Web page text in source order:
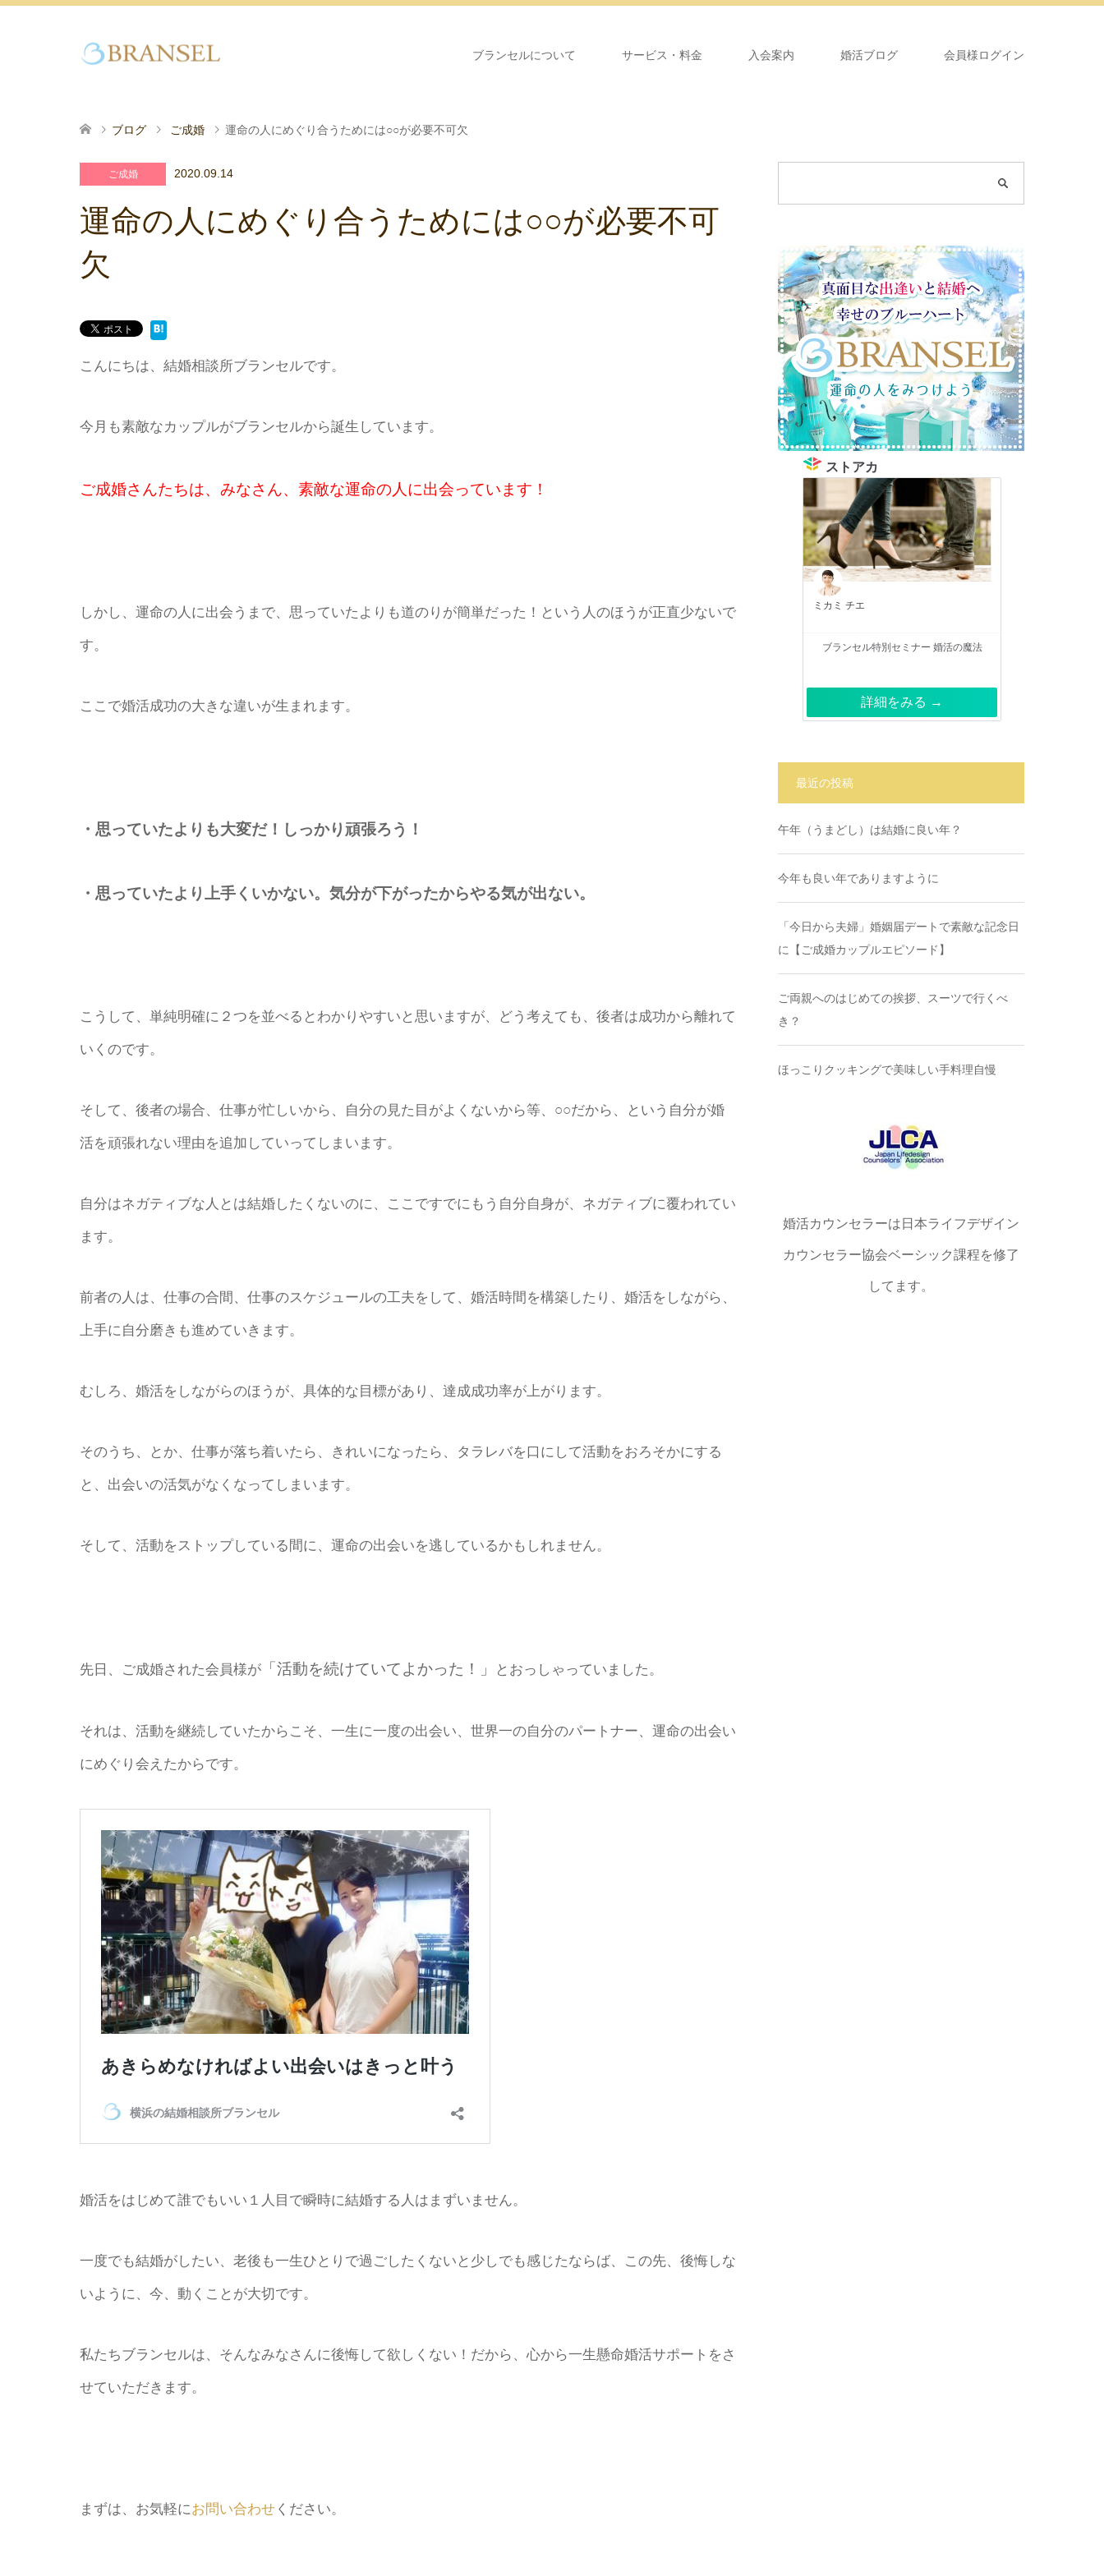
ブランセルについて サービス・料金 入会案内 婚活ブログ 会員様ログイン
ブログ ご成婚 運命の人にめぐり合うためには○○が必要不可欠
ご成婚 2020.09.14
運命の人にめぐり合うためには○○が必要不可
欠
こんにちは、結婚相談所ブランセルです。
今月も素敵なカップルがブランセルから誕生しています。
ご成婚さんたちは、みなさん、素敵な運命の人に出会っています！
しかし、運命の人に出会うまで、思っていたよりも道のりが簡単だった！という人のほうが正直少ないで
す。
ここで婚活成功の大きな違いが生まれます。
・思っていたよりも大変だ！しっかり頑張ろう！
・思っていたより上手くいかない。気分が下がったからやる気が出ない。
こうして、単純明確に２つを並べるとわかりやすいと思いますが、どう考えても、後者は成功から離れて
いくのです。
そして、後者の場合、仕事が忙しいから、自分の見た目がよくないから等、○○だから、という自分が婚
活を頑張れない理由を追加していってしまいます。
自分はネガティブな人とは結婚したくないのに、ここですでにもう自分自身が、ネガティブに覆われてい
ます。
前者の人は、仕事の合間、仕事のスケジュールの工夫をして、婚活時間を構築したり、婚活をしながら、
上手に自分磨きも進めていきます。
むしろ、婚活をしながらのほうが、具体的な目標があり、達成成功率が上がります。
そのうち、とか、仕事が落ち着いたら、きれいになったら、タラレバを口にして活動をおろそかにする
と、出会いの活気がなくなってしまいます。
そして、活動をストップしている間に、運命の出会いを逃しているかもしれません。
先日、ご成婚された会員様が 「活動を続けていてよかった！」 とおっしゃっていました。
それは、活動を継続していたからこそ、一生に一度の出会い、世界一の自分のパートナー、運命の出会い
にめぐり会えたからです。
婚活をはじめて誰でもいい１人目で瞬時に結婚する人はまずいません。
一度でも結婚がしたい、老後も一生ひとりで過ごしたくないと少しでも感じたならば、この先、後悔しな
いように、今、動くことが大切です。
私たちブランセルは、そんなみなさんに後悔して欲しくない！だから、心から一生懸命婚活サポートをさ
せていただきます。
まずは、お気軽にお問い合わせ ください。
ストアカ
ミカミ チエ
ブランセル特別セミナー 婚活の魔法
詳細をみる →
最近の投稿
午年（うまどし）は結婚に良い年？
今年も良い年でありますように
「今日から夫婦」婚姻届デートで素敵な記念日
に【ご成婚カップルエピソード】
ご両親へのはじめての挨拶、スーツで行くべ
き？
ほっこりクッキングで美味しい手料理自慢
婚活カウンセラーは日本ライフデザイン
カウンセラー協会ベーシック課程を修了
してます。